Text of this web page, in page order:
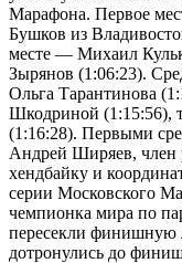
Марафона. Первое
Бушков из
месте — Михаил
Зырянов (1:06:23).
Ольга Тарантинова
Шкодриной (1:15:56),
(1:16:28). Первыми
Андрей Ширяев, член
хендбайку и
серии Московского
чемпионка мира по
пересекли финишную
дотронулись до